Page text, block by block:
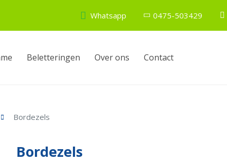
Whatsapp 0475-503429
Beletteringen Over ons Contact
Bordezels
Bordezels